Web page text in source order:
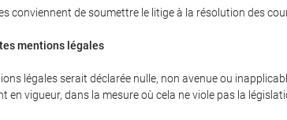
conviennent de soumettre le litige à la résolution des
mentions légales
légales serait déclarée nulle, non avenue ou
vigueur, dans la mesure où cela ne viole pas la